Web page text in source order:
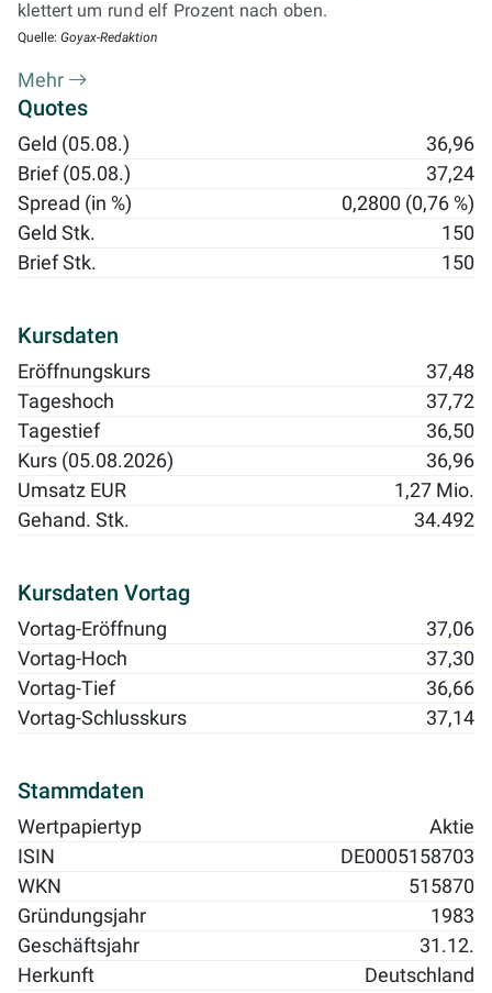
klettert um rund elf Prozent nach oben.
Quelle: Goyax-Redaktion
Mehr
Quotes
Geld (05.08.)
36,96
Brief (05.08.)
37,24
Spread (in %)
0,2800 (0,76 %)
Geld Stk.
150
Brief Stk.
150
Kursdaten
Eröffnungskurs
37,48
Tageshoch
37,72
Tagestief
36,50
Kurs (05.08.2026)
36,96
Umsatz EUR
1,27 Mio.
Gehand. Stk.
34.492
Kursdaten Vortag
Vortag-Eröffnung
37,06
Vortag-Hoch
37,30
Vortag-Tief
36,66
Vortag-Schlusskurs
37,14
Stammdaten
Wertpapiertyp
Aktie
ISIN
DE0005158703
WKN
515870
Gründungsjahr
1983
Geschäftsjahr
31.12.
Herkunft
Deutschland